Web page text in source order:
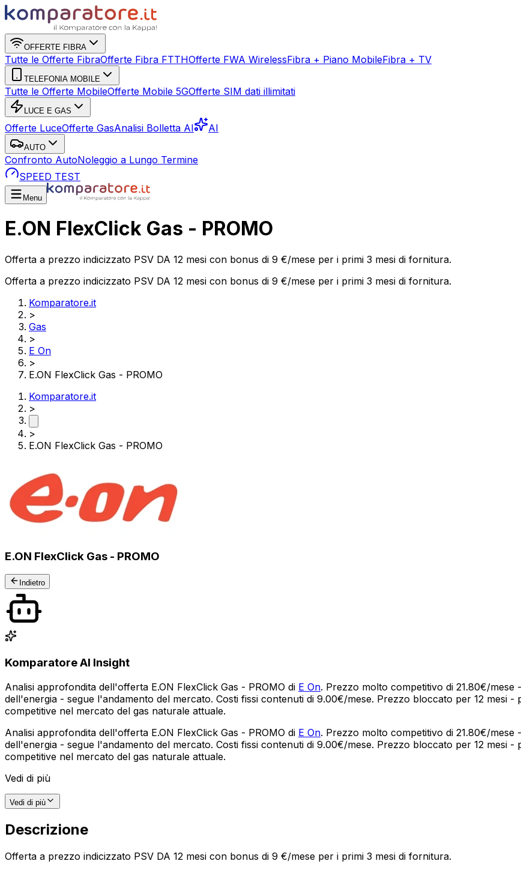
OFFERTE FIBRA
Tutte le Offerte FibraOfferte Fibra FTTHOfferte FWA WirelessFibra + Piano MobileFibra + TV
TELEFONIA MOBILE
Tutte le Offerte MobileOfferte Mobile 5GOfferte SIM dati illimitati
LUCE E GAS
Offerte LuceOfferte GasAnalisi Bolletta AI AI
AUTO
Confronto AutoNoleggio a Lungo Termine
SPEED TEST
Menu
E.ON FlexClick Gas - PROMO
Offerta a prezzo indicizzato PSV DA 12 mesi con bonus di 9 €/mese per i primi 3 mesi di fornitura.
Offerta a prezzo indicizzato PSV DA 12 mesi con bonus di 9 €/mese per i primi 3 mesi di fornitura.
Komparatore.it
>
Gas
>
E On
>
E.ON FlexClick Gas - PROMO
Komparatore.it
>
>
E.ON FlexClick Gas - PROMO
E.ON FlexClick Gas - PROMO
Indietro
Komparatore AI Insight
Analisi approfondita dell'offerta E.ON FlexClick Gas - PROMO di E On. Prezzo molto competitivo di 21.80€/
dell'energia - segue l'andamento del mercato. Costi fissi contenuti di 9.00€/mese. Prezzo bloccato per 12 mesi
competitive nel mercato del gas naturale attuale.
Analisi approfondita dell'offerta E.ON FlexClick Gas - PROMO di E On. Prezzo molto competitivo di 21.80€/
dell'energia - segue l'andamento del mercato. Costi fissi contenuti di 9.00€/mese. Prezzo bloccato per 12 mesi
competitive nel mercato del gas naturale attuale.
Vedi di più
Vedi di più
Descrizione
Offerta a prezzo indicizzato PSV DA 12 mesi con bonus di 9 €/mese per i primi 3 mesi di fornitura.